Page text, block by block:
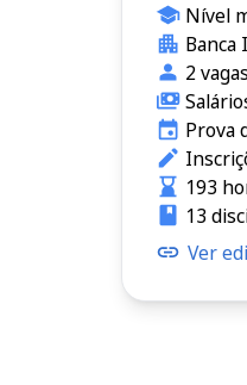
Nível
Banca
2 vagas
Prova
193
13
Ver